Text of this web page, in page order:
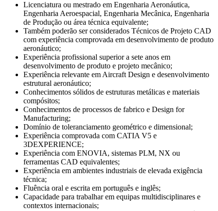
Licenciatura ou mestrado em Engenharia Aeronáutica,
Engenharia Aeroespacial, Engenharia Mecânica, Engenharia
de Produção ou área técnica equivalente;
Também poderão ser considerados Técnicos de Projeto CAD
com experiência comprovada em desenvolvimento de produto
aeronáutico;
Experiência profissional superior a sete anos em
desenvolvimento de produto e projeto mecânico;
Experiência relevante em Aircraft Design e desenvolvimento
estrutural aeronáutico;
Conhecimentos sólidos de estruturas metálicas e materiais
compósitos;
Conhecimentos de processos de fabrico e Design for
Manufacturing;
Domínio de toleranciamento geométrico e dimensional;
Experiência comprovada com CATIA V5 e
3DEXPERIENCE;
Experiência com ENOVIA, sistemas PLM, NX ou
ferramentas CAD equivalentes;
Experiência em ambientes industriais de elevada exigência
técnica;
Fluência oral e escrita em português e inglês;
Capacidade para trabalhar em equipas multidisciplinares e
contextos internacionais;